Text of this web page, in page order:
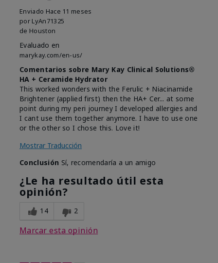
Enviado Hace 11 meses
por LyAn71325
de Houston
Evaluado en
marykay.com/en-us/
Comentarios sobre Mary Kay Clinical Solutions®
HA + Ceramide Hydrator
This worked wonders with the Ferulic + Niacinamide
Brightener (applied first) then the HA+ Cer... at some
point during my peri journey I developed allergies and
I cant use them together anymore. I have to use one
or the other so I chose this. Love it!
Mostrar Traducción
Conclusión Sí, recomendaría a un amigo
¿Le ha resultado útil esta
opinión?
14 2
Marcar esta opinión